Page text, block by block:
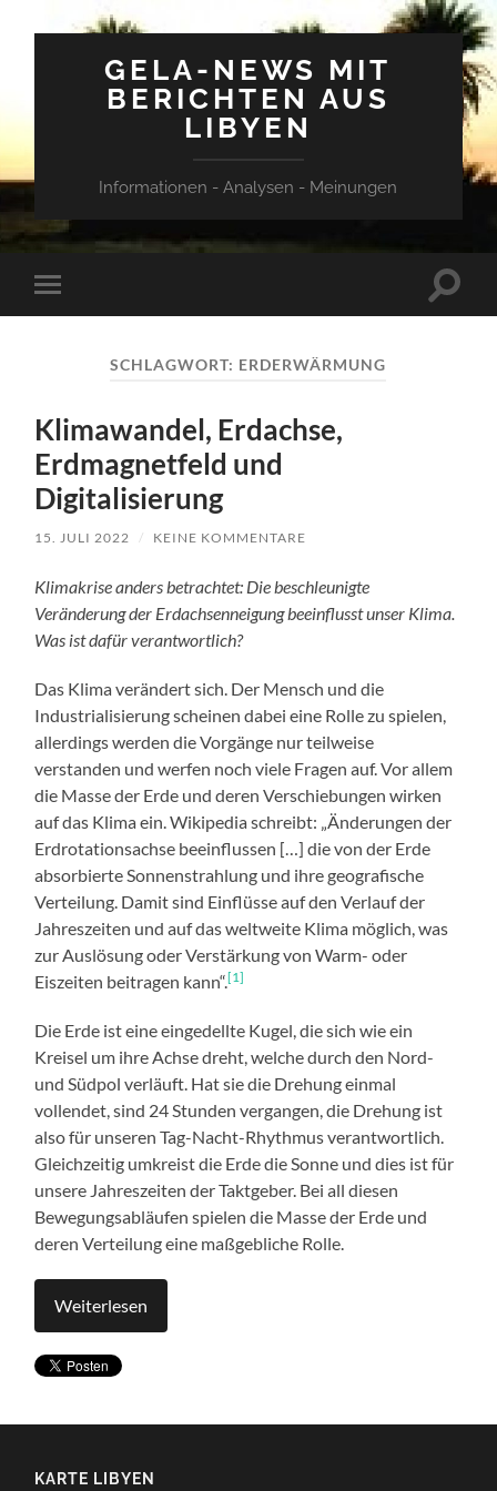
GELA-NEWS MIT
BERICHTEN AUS
LIBYEN
Informationen - Analysen - Meinungen
Mobile-
Menü
SCHLAGWORT: ERDERWÄRMUNG
Klimawandel, Erdachse,
Erdmagnetfeld und
Digitalisierung
15. JULI 2022 / KEINE KOMMENTARE
Klimakrise anders betrachtet: Die beschleunigte
Veränderung der Erdachsenneigung beeinflusst unser Klima.
Was ist dafür verantwortlich?
Das Klima verändert sich. Der Mensch und die
Industrialisierung scheinen dabei eine Rolle zu spielen,
allerdings werden die Vorgänge nur teilweise
verstanden und werfen noch viele Fragen auf. Vor allem
die Masse der Erde und deren Verschiebungen wirken
auf das Klima ein. Wikipedia schreibt: „Änderungen der
Erdrotationsachse beeinflussen […] die von der Erde
absorbierte Sonnenstrahlung und ihre geografische
Verteilung. Damit sind Einflüsse auf den Verlauf der
Jahreszeiten und auf das weltweite Klima möglich, was
zur Auslösung oder Verstärkung von Warm- oder
Eiszeiten beitragen kann“.[1]
Die Erde ist eine eingedellte Kugel, die sich wie ein
Kreisel um ihre Achse dreht, welche durch den Nord-
und Südpol verläuft. Hat sie die Drehung einmal
vollendet, sind 24 Stunden vergangen, die Drehung ist
also für unseren Tag-Nacht-Rhythmus verantwortlich.
Gleichzeitig umkreist die Erde die Sonne und dies ist für
unsere Jahreszeiten der Taktgeber. Bei all diesen
Bewegungsabläufen spielen die Masse der Erde und
deren Verteilung eine maßgebliche Rolle.
Weiterlesen
KARTE LIBYEN